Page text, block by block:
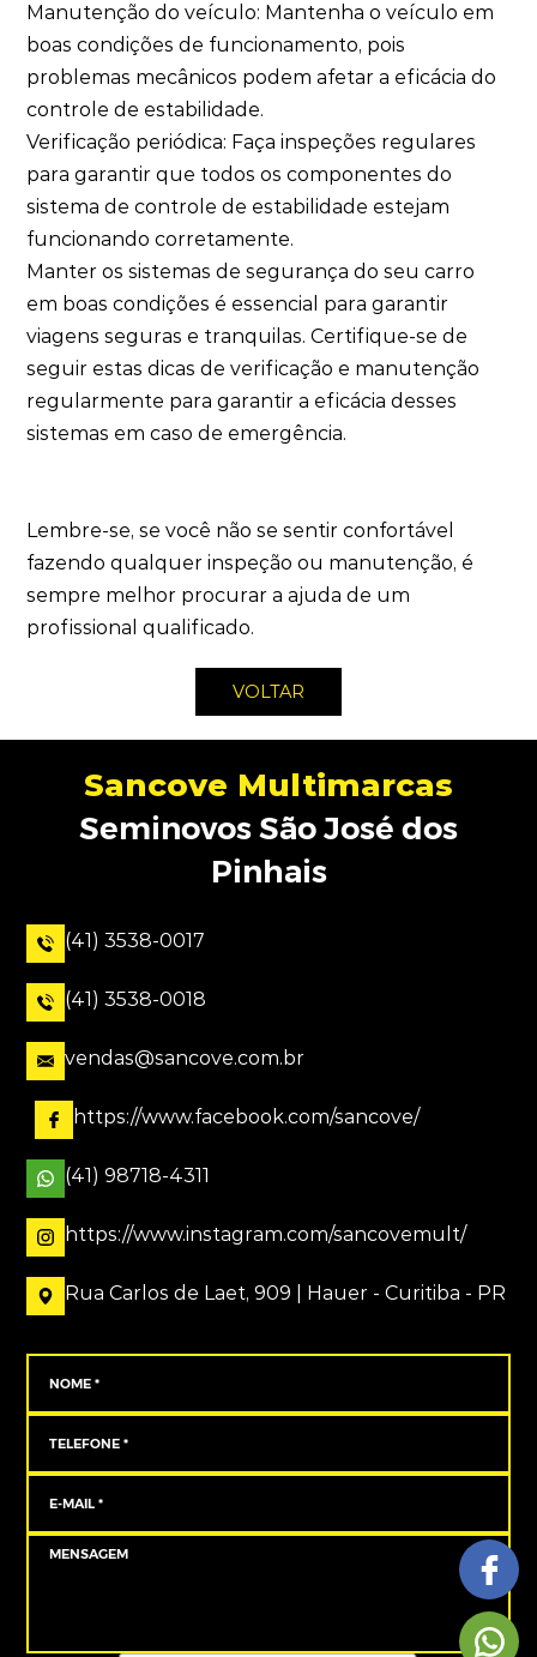
Manutenção do veículo: Mantenha o veículo em
boas condições de funcionamento, pois
problemas mecânicos podem afetar a eficácia do
controle de estabilidade.
Verificação periódica: Faça inspeções regulares
para garantir que todos os componentes do
sistema de controle de estabilidade estejam
funcionando corretamente.
Manter os sistemas de segurança do seu carro
em boas condições é essencial para garantir
viagens seguras e tranquilas. Certifique-se de
seguir estas dicas de verificação e manutenção
regularmente para garantir a eficácia desses
sistemas em caso de emergência.
Lembre-se, se você não se sentir confortável
fazendo qualquer inspeção ou manutenção, é
sempre melhor procurar a ajuda de um
profissional qualificado.
VOLTAR
Sancove Multimarcas
Seminovos São José dos
Pinhais
(41) 3538-0017
(41) 3538-0018
vendas@sancove.com.br
https://www.facebook.com/sancove/
(41) 98718-4311
https://www.instagram.com/sancovemult/
Rua Carlos de Laet, 909 | Hauer - Curitiba - PR